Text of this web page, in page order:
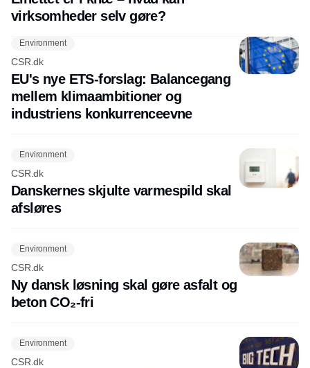
virksomheder selv gøre?
Environment
CSR.dk
EU's nye ETS-forslag: Balancegang
mellem klimaambitioner og
industriens konkurrenceevne
Environment
CSR.dk
Danskernes skjulte varmespild skal
afsløres
Environment
CSR.dk
Ny dansk løsning skal gøre asfalt og
beton CO₂-fri
Environment
CSR.dk